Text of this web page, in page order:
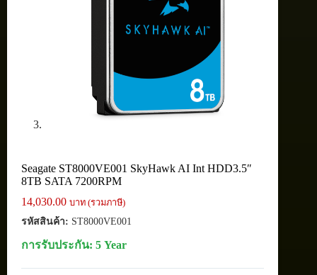
Seagate ST8000VE001 SkyHawk AI Int HDD3.5″
8TB SATA 7200RPM
14,030.00 บาท (รวมภาษี)
รหัสสินค้า: ST8000VE001
การรับประกัน: 5 Year